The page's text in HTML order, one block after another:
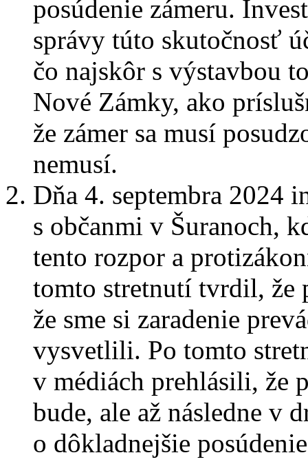
posúdenie zámeru.
správy túto skutočnosť
čo najskôr s výstavbou
Nové Zámky, ako
že zámer sa musí
nemusí.
Dňa 4. septembra 2024
s občanmi v Šuranoch,
tento rozpor a
tomto stretnutí tvrdil, že
že sme si zaradenie
vysvetlili. Po tomto
v médiách prehlásili, že
bude, ale až následne v
o dôkladnejšie